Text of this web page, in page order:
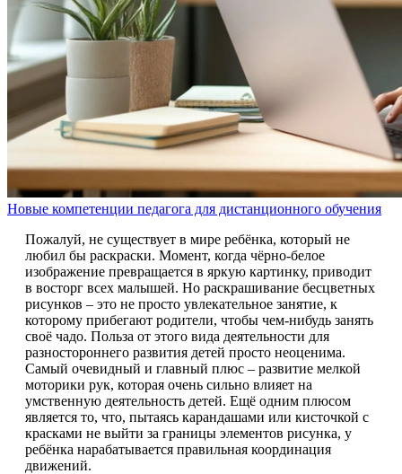
Новые компетенции педагога для дистанционного обучения
Пожалуй, не существует в мире ребёнка, который не
любил бы раскраски. Момент, когда чёрно-белое
изображение превращается в яркую картинку, приводит
в восторг всех малышей. Но раскрашивание бесцветных
рисунков – это не просто увлекательное занятие, к
которому прибегают родители, чтобы чем-нибудь занять
своё чадо. Польза от этого вида деятельности для
разностороннего развития детей просто неоценима.
Самый очевидный и главный плюс – развитие мелкой
моторики рук, которая очень сильно влияет на
умственную деятельность детей. Ещё одним плюсом
является то, что, пытаясь карандашами или кисточкой с
красками не выйти за границы элементов рисунка, у
ребёнка нарабатывается правильная координация
движений.